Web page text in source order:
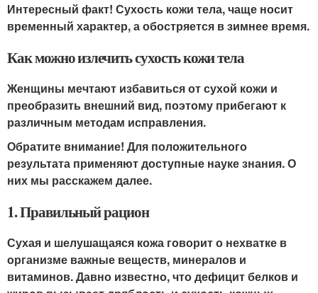
Интересный факт! Сухость кожи тела, чаще носит
временный характер, а обостряется в зимнее время.
Как можно излечить сухость кожи тела
Женщины мечтают избавиться от сухой кожи и
преобразить внешний вид, поэтому прибегают к
различным методам исправления.
Обратите внимание! Для положительного
результата применяют доступные науке знания. О
них мы расскажем далее.
1. Правильный рацион
Сухая и шелушащаяся кожа говорит о нехватке в
организме важные веществ, минералов и
витаминов. Давно известно, что дефицит белков и